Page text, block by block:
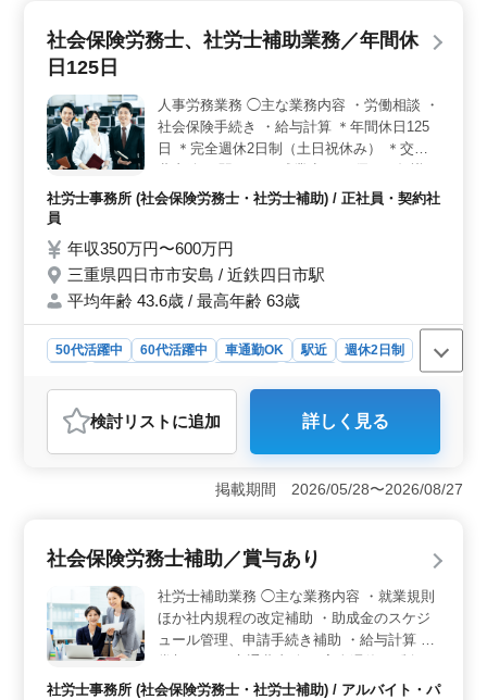
始休暇・GW休暇も整備しています。年間休日120日を確
保しており、仕事とプライベートのメリハリをつけて働
けます。 ＜賞与あり・安定して働ける職場環境＞
賞与支給実績があり、福利厚生も充実しています。マイ
カー通勤可能で無料駐車場も完備しているため、通勤負
担を抑えながら長期的に働きやすい職場です。
社会保険労務士、社労士補助業務／年間休
日125日
人事労務業務 ◯主な業務内容 ・労働相談 ・
社会保険手続き ・給与計算 ＊年間休日125
日 ＊完全週休2日制（土日祝休み） ＊交通
費支給 ＊駅チカ ＊残業少なめ 優れた知識や
能力を活かせる事務所です。 あなたに相応
社労士事務所 (社会保険労務士・社労士補助) / 正社員・契約社
員
年収350万円〜600万円
三重県四日市市安島 / 近鉄四日市駅
平均年齢 43.6歳 / 最高年齢 63歳
50代活躍中 60代活躍中 車通勤OK 駅近
週休2日制
おすすめポイント
＜働きやすい勤務環境＞ 年間休日125日で、完全週休2
日制（土日祝休み）の働きやすい環境です。残業も少な
めのため、仕事とプライベートを両立しながら無理なく
担当します。これまで培った人事労務の知識や実務経験
を活かしながら、幅広い業務で活躍できる職場で
す。 ＜近鉄四日市駅徒歩圏内の職場＞ 勤務地は近
鉄四日市駅から徒歩圏内にあり、通勤負担を抑えられま
す。交通費支給に加え、社会保険完備など福利厚生も整
っており、安心して長く働ける環境です。
検討リスト に追加 詳しく見る
掲載期間 2026/05/28〜2026/08/27
社会保険労務士補助／賞与あり
社労士補助業務 ◯主な業務内容 ・就業規則
ほか社内規程の改定補助 ・助成金のスケジ
ュール管理、申請手続き補助 ・給与計算 ＊
（土日祝休み） ＊駅チカ 年齢不問でベテラ
社労士事務所 (社会保険労務士・社労士補助) / アルバイト・パ